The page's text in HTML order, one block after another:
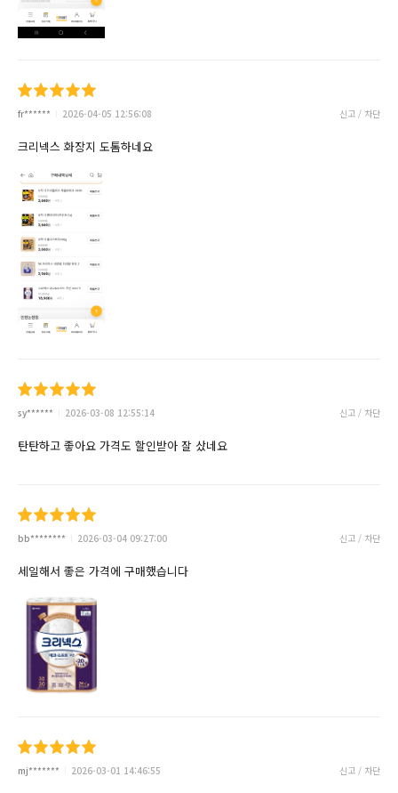
fr****** 2026-04-05 12:56:08 신고 / 차단
크리넥스 화장지 도톰하네요
sy****** 2026-03-08 12:55:14 신고 / 차단
탄탄하고 좋아요 가격도 할인받아 잘 샀네요
bb******** 2026-03-04 09:27:00 신고 / 차단
세일해서 좋은 가격에 구매했습니다
mj******* 2026-03-01 14:46:55 신고 / 차단